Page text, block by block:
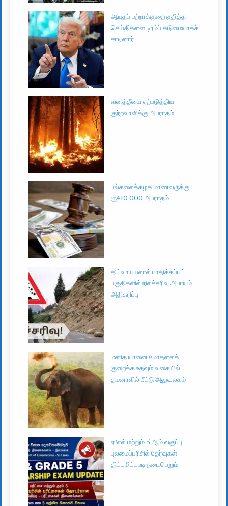
ஆயுதப் பற்றாக்குறை குறித்த
செய்திகளை டிரம்ப் கடுமையாகச்
சாடினார்
வனத்தீயை ஏற்படுத்திய
குற்றவாளிக்கு அபராதம்
பல்கலைக்கழக மாணவருக்கு
ரூ410 000 அபராதம்
திட்வா புயலால் பாதிக்கப்பட்ட
பகுதிகளில் நிலச்சரிவு அபாயம்
அதிகரிப்பு
மனித யானை மோதலைக்
குறைக்க உதவும் வகையில்
தமனாவில் பீட்டு அலுவலகம்
ஏ/எல் மற்றும் 5 ஆம் வகுப்பு
புலமைப்பரிசில் தேர்வுகள்
திட்டமிட்டபடி நடைபெறும்